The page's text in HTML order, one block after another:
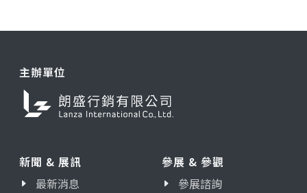
主辦單位
新聞 & 展訊
最新消息
參展 & 參觀
參展諮詢